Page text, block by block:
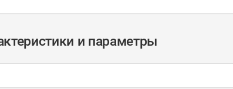
и параметры